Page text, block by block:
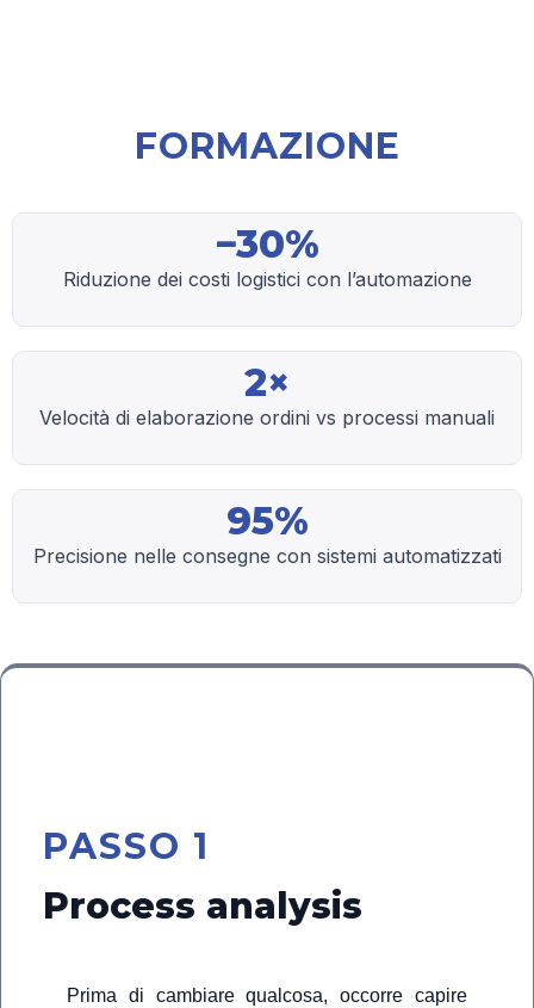
FORMAZIONE
−30%
Riduzione dei costi logistici con l’automazione
2×
Velocità di elaborazione ordini vs processi manuali
95%
Precisione nelle consegne con sistemi automatizzati
PASSO 1
Process analysis
Prima di cambiare qualcosa, occorre capire